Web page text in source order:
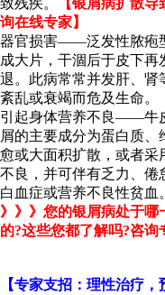
致残疾。
【银屑病扩散
询在线专家】
器官损害——泛发性脓疱
成大片，干涸后于皮下
退。此病常常并发肝、肾
紊乱或衰竭而危及生命。
引起身体营养不良——牛
屑的主要成分为蛋白质
愈或大面积扩散，或者采
不良，并可伴有乏力、倦
白血症或营养不良性贫血。
》》》您的银屑病处于哪
的?这些您都了解吗?咨
【专家支招：理性治疗，